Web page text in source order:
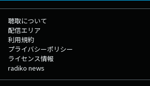
聴取について
配信エリア
利用規約
プライバシーポリシー
ライセンス情報
radiko news